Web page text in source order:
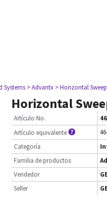
Systems > Advantx > Horizontal
Horizontal
Artículo No.
Artículo equivalente
Categoría
Familia de productos
Vendedor
Seller